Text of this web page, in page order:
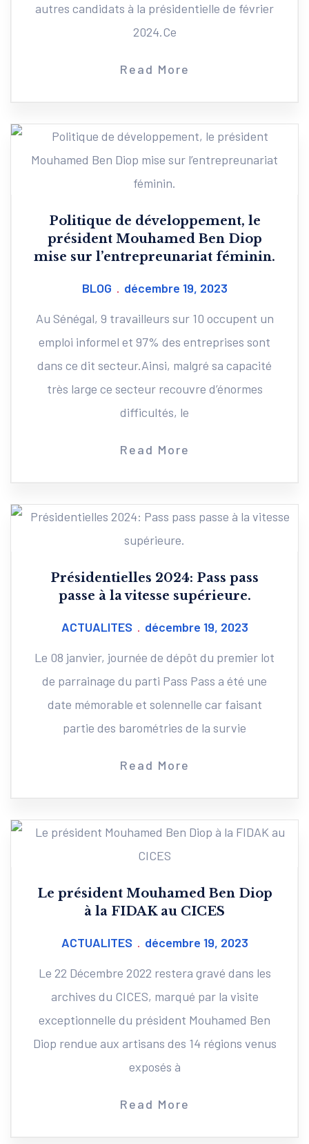
autres candidats à la présidentielle de février
2024.Ce
Read More
Politique de développement, le
président Mouhamed Ben Diop
mise sur l’entrepreunariat féminin.
BLOG
décembre 19, 2023
Au Sénégal, 9 travailleurs sur 10 occupent un
emploi informel et 97% des entreprises sont
dans ce dit secteur.Ainsi, malgré sa capacité
très large ce secteur recouvre d’énormes
difficultés, le
Read More
Présidentielles 2024: Pass pass
passe à la vitesse supérieure.
ACTUALITES
décembre 19, 2023
Le 08 janvier, journée de dépôt du premier lot
de parrainage du parti Pass Pass a été une
date mémorable et solennelle car faisant
partie des barométries de la survie
Read More
Le président Mouhamed Ben Diop
à la FIDAK au CICES
ACTUALITES
décembre 19, 2023
Le 22 Décembre 2022 restera gravé dans les
archives du CICES, marqué par la visite
exceptionnelle du président Mouhamed Ben
Diop rendue aux artisans des 14 régions venus
exposés à
Read More